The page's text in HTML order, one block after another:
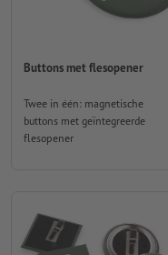
Buttons met flesopener
Twee in één: magnetische
buttons met geïntegreerde
flesopener